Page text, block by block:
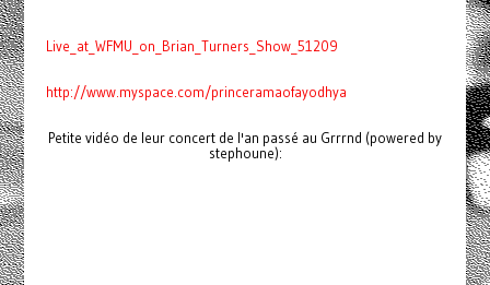
Live_at_WFMU_on_Brian_Turners_Show_51209
http://www.myspace.com/princeramaofayodhya
Petite vidéo de leur concert de l'an passé au Grrrnd (powered by
stephoune):